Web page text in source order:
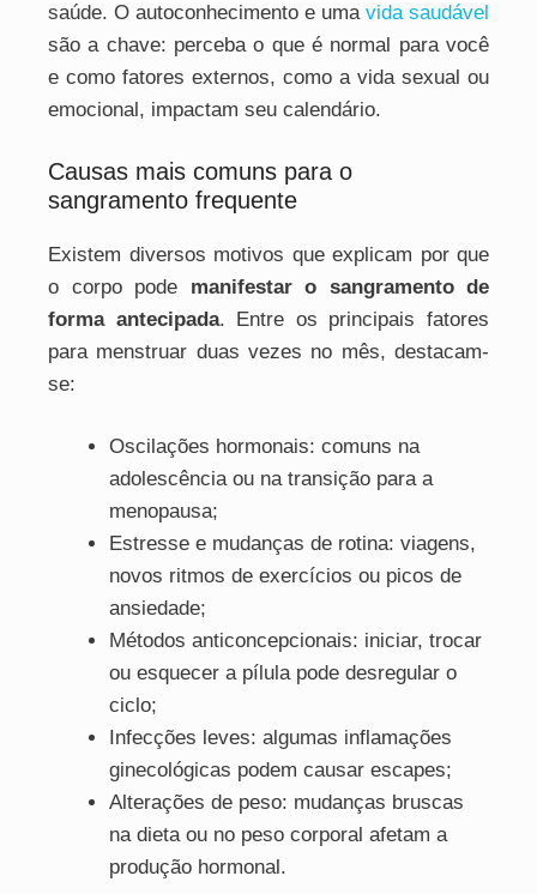
saúde. O autoconhecimento e uma vida saudável
são a chave: perceba o que é normal para você
e como fatores externos, como a vida sexual ou
emocional, impactam seu calendário.
Causas mais comuns para o
sangramento frequente
Existem diversos motivos que explicam por que
o corpo pode manifestar o sangramento de
forma antecipada. Entre os principais fatores
para menstruar duas vezes no mês, destacam-
se:
Oscilações hormonais: comuns na
adolescência ou na transição para a
menopausa;
Estresse e mudanças de rotina: viagens,
novos ritmos de exercícios ou picos de
ansiedade;
Métodos anticoncepcionais: iniciar, trocar
ou esquecer a pílula pode desregular o
ciclo;
Infecções leves: algumas inflamações
ginecológicas podem causar escapes;
Alterações de peso: mudanças bruscas
na dieta ou no peso corporal afetam a
produção hormonal.